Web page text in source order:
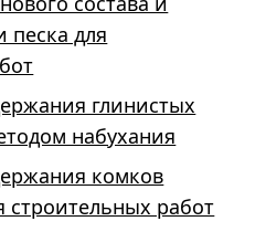
песка для
глинистых
набухания
комков
строительных работ